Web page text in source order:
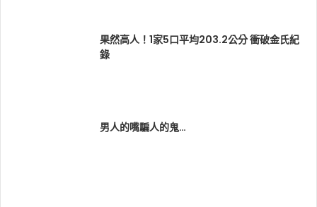
果然高人！1家5口平均203.2公分 衝破金氏紀
錄
男人的嘴騙人的鬼…